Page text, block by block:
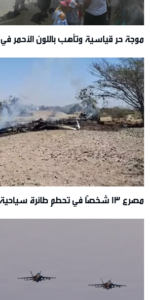
موجة حر قياسية وتأهب باللون الأحمر في 25 مدينة بإيطاليا
مصرع 13 شخصًا في تحطم طائرة سياحية في بيرو